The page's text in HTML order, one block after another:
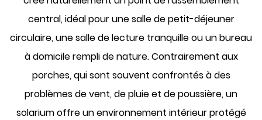
central, idéal pour une salle de petit-déjeuner
circulaire, une salle de lecture tranquille ou un bureau
à domicile rempli de nature. Contrairement aux
porches, qui sont souvent confrontés à des
problèmes de vent, de pluie et de poussière, un
solarium offre un environnement intérieur protégé